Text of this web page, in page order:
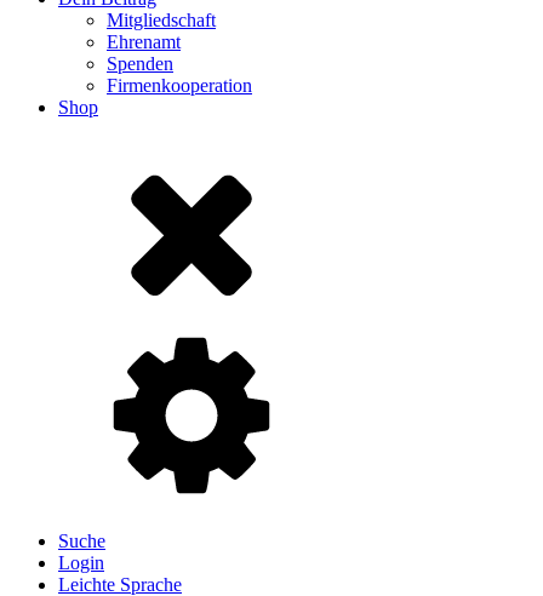
Mitgliedschaft
Ehrenamt
Spenden
Firmenkooperation
Shop
Suche
Login
Leichte Sprache